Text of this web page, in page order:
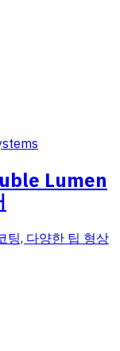
Lumen
팅, 다양한 팁 형상